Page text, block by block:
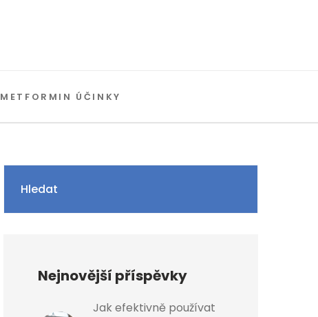
METFORMIN ÚČINKY
Hledat
Nejnovější příspěvky
Jak efektivně používat